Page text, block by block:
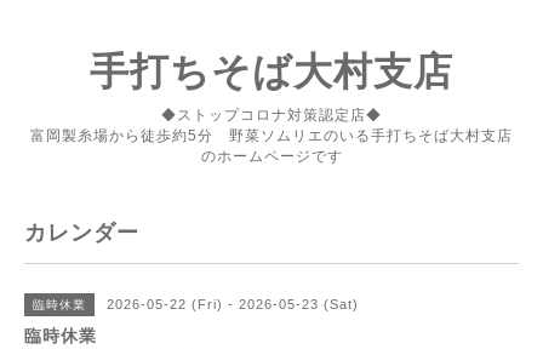
手打ちそば大村支店
◆ストップコロナ対策認定店◆
富岡製糸場から徒歩約5分 野菜ソムリエのいる手打ちそば大村支店
のホームページです
カレンダー
臨時休業 2026-05-22 (Fri) - 2026-05-23 (Sat)
臨時休業